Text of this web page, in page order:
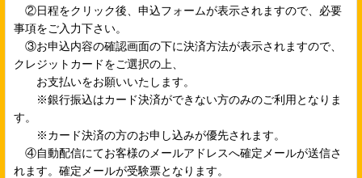
②日程をクリック後、申込フォームが表示されますので、必要
事項をご入力下さい。
③お申込内容の確認画面の下に決済方法が表示されますので、
クレジットカードをご選択の上、
お支払いをお願いいたします。
※銀行振込はカード決済ができない方のみのご利用となりま
す。
※カード決済の方のお申し込みが優先されます。
④自動配信にてお客様のメールアドレスへ確定メールが送信さ
れます。確定メールが受験票となります。